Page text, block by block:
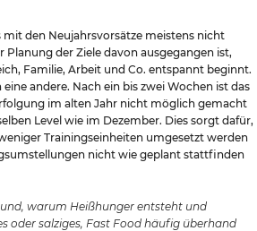
mit den Neujahrsvorsätze meistens nicht
Planung der Ziele davon ausgegangen ist,
Familie, Arbeit und Co. entspannt beginnt.
andere. Nach ein bis zwei Wochen ist das
im alten Jahr nicht möglich gemacht
Level wie im Dezember. Dies sorgt dafür,
Trainingseinheiten umgesetzt werden
nicht wie geplant stattfinden
warum Heißhunger entsteht und
oder salziges, Fast Food häufig überhand